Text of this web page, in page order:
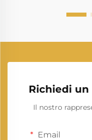
Richiedi
Il nostro
Email